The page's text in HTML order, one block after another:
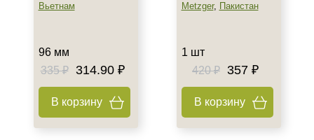
Вьетнам
96 мм
335 ₽
314.90 ₽
В корзину
Metzger, Пакистан
1 шт
420 ₽
357 ₽
В корзину